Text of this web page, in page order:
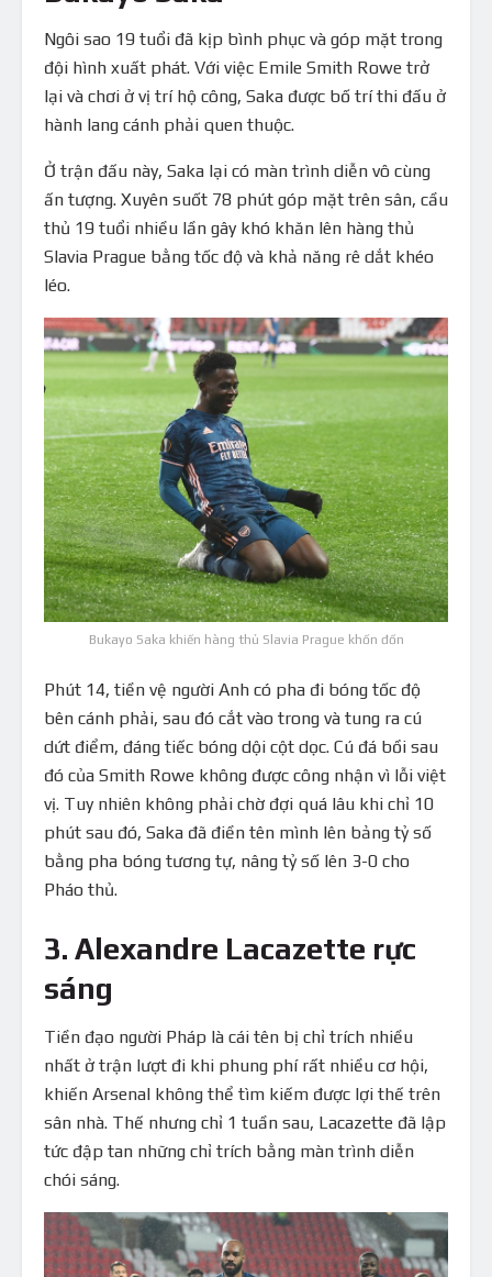
Ngôi sao 19 tuổi đã kịp bình phục và góp mặt trong
đội hình xuất phát. Với việc Emile Smith Rowe trở
lại và chơi ở vị trí hộ công, Saka được bố trí thi đấu ở
hành lang cánh phải quen thuộc.
Ở trận đấu này, Saka lại có màn trình diễn vô cùng
ấn tượng. Xuyên suốt 78 phút góp mặt trên sân, cầu
thủ 19 tuổi nhiều lần gây khó khăn lên hàng thủ
Slavia Prague bằng tốc độ và khả năng rê dắt khéo
léo.
Bukayo Saka khiến hàng thủ Slavia Prague khốn đốn
Phút 14, tiền vệ người Anh có pha đi bóng tốc độ
bên cánh phải, sau đó cắt vào trong và tung ra cú
dứt điểm, đáng tiếc bóng dội cột dọc. Cú đá bồi sau
đó của Smith Rowe không được công nhận vì lỗi việt
vị. Tuy nhiên không phải chờ đợi quá lâu khi chỉ 10
phút sau đó, Saka đã điền tên mình lên bảng tỷ số
bằng pha bóng tương tự, nâng tỷ số lên 3-0 cho
Pháo thủ.
3. Alexandre Lacazette rực
sáng
Tiền đạo người Pháp là cái tên bị chỉ trích nhiều
nhất ở trận lượt đi khi phung phí rất nhiều cơ hội,
khiến Arsenal không thể tìm kiếm được lợi thế trên
sân nhà. Thế nhưng chỉ 1 tuần sau, Lacazette đã lập
tức đập tan những chỉ trích bằng màn trình diễn
chói sáng.